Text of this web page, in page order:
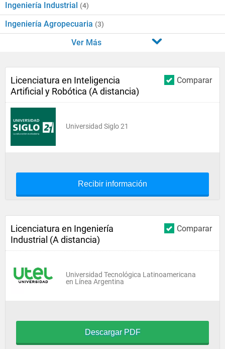
Ingeniería Industrial (4)
Ingeniería Agropecuaria (3)
Ver Más
Comparar
Licenciatura en Inteligencia
Artificial y Robótica (A distancia)
Universidad Siglo 21
Recibir información
Comparar
Licenciatura en Ingeniería
Industrial (A distancia)
Universidad Tecnológica Latinoamericana
en Línea Argentina
Descargar PDF